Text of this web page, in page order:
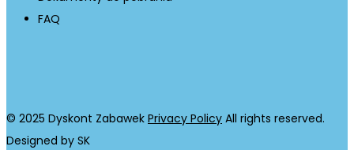
FAQ
© 2025 Dyskont Zabawek Privacy Policy All rights reserved.
Designed by SK